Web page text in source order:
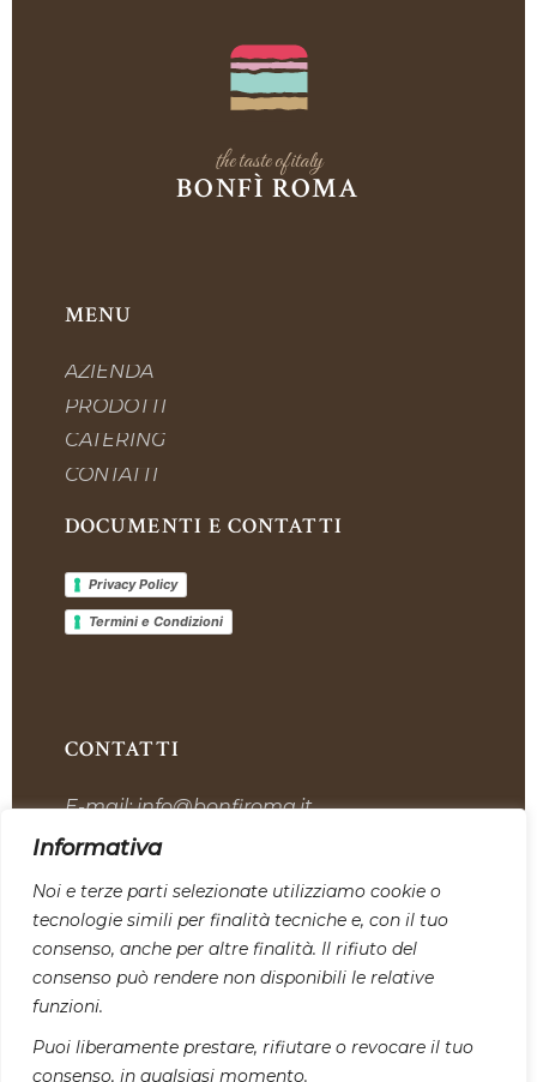
Informativa
Noi e terze parti selezionate utilizziamo cookie o
tecnologie simili per finalità tecniche e, con il tuo
consenso, anche per altre finalità. Il rifiuto del
consenso può rendere non disponibili le relative
funzioni.
Puoi liberamente prestare, rifiutare o revocare il tuo
consenso, in qualsiasi momento.
the taste of italy
BONFÌ ROMA
MENU
AZIENDA
PRODOTTI
CATERING
CONTATTI
DOCUMENTI E CONTATTI
Privacy Policy
Termini e Condizioni
CONTATTI
E-mail:info@bonfiroma.it
Telefono:+39 328 7419311
Sede:
Via dell’Industria, 12, 00059 Tolfa
SEGUICI SU I NOSTRI CANALI
SOCIAL: